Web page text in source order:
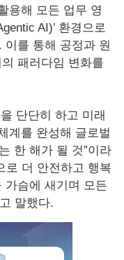
용해 모든 업무 영
AI)’ 환경으로
를 통해 공정과 원
패러다임 변화를
단단히 하고 미래
계를 완성해 글로벌
한 해가 될 것”이라
로 더 안전하고 행복
가슴에 새기며 모든
말했다.